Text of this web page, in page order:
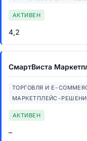
АКТИВЕН
4,2
СмартВиста
ТОРГОВЛЯ И E-
МАРКЕТПЛЕЙС-
АКТИВЕН
–